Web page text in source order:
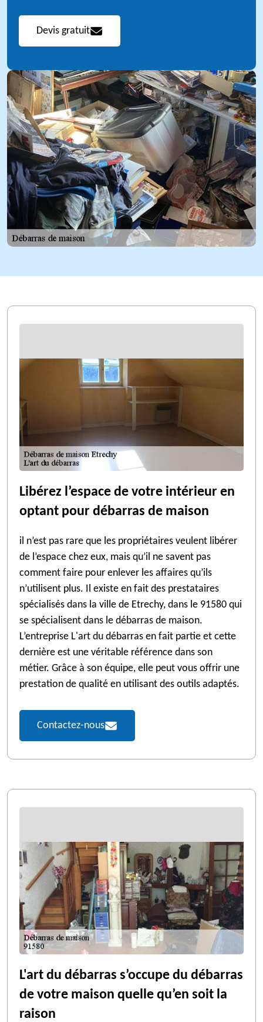
Devis gratuit
Libérez l’espace de votre intérieur en
optant pour débarras de maison
il n’est pas rare que les propriétaires veulent libérer
de l’espace chez eux, mais qu’il ne savent pas
comment faire pour enlever les affaires qu’ils
n’utilisent plus. Il existe en fait des prestataires
spécialisés dans la ville de Etrechy, dans le 91580 qui
se spécialisent dans le débarras de maison.
L’entreprise L'art du débarras en fait partie et cette
dernière est une véritable référence dans son
métier. Grâce à son équipe, elle peut vous offrir une
prestation de qualité en utilisant des outils adaptés.
Contactez-nous
L'art du débarras s’occupe du débarras
de votre maison quelle qu’en soit la
raison